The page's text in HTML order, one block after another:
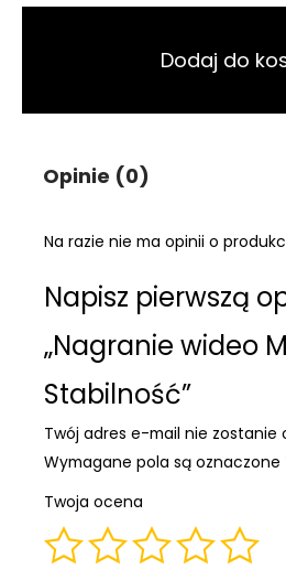
Dodaj do
Opinie (0)
Na razie nie ma opinii o
Napisz pierwszą
„Nagranie wideo
Stabilność”
Twój adres e-mail nie zostanie
Wymagane pola są oznaczone
Twoja ocena